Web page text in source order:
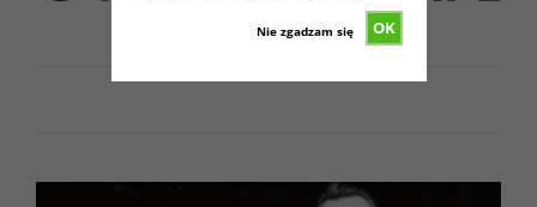
OK
Nie zgadzam się